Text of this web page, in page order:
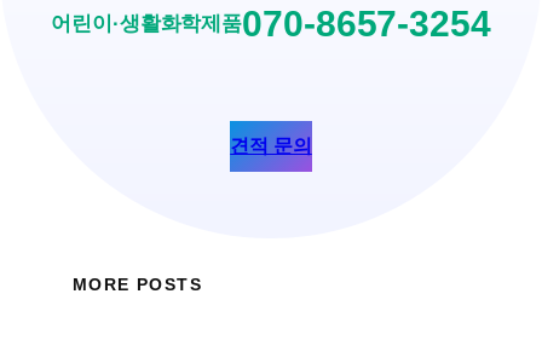
어린이·생활화학제품070-8657-3254
견적 문의
MORE POSTS